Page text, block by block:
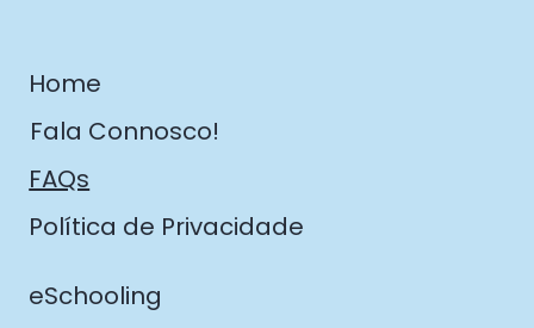
Home
Fala Connosco!
FAQs
Política de Privacidade
eSchooling